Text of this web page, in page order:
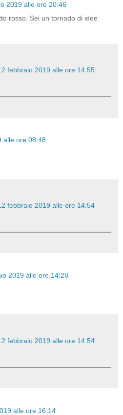
2019 alle ore 20:46
rosso. Sei un tornado di idee
febbraio 2019 alle ore 14:55
alle ore 08:48
febbraio 2019 alle ore 14:54
2019 alle ore 14:28
febbraio 2019 alle ore 14:54
alle ore 16:14